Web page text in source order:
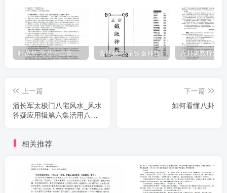
叶茂然-莲花十二宫佛家奇门面授及答疑 曹展硕-正宗铁版神数
上一篇
潘长军太极门八宅风水_风水
答疑应用辑第六集活用八卦
下一篇
如何看懂八卦
相关推荐